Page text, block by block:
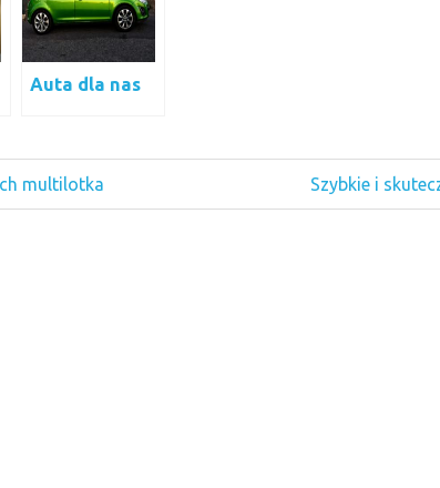
Auta dla nas
multilotka
Next
Post:
Szybkie i